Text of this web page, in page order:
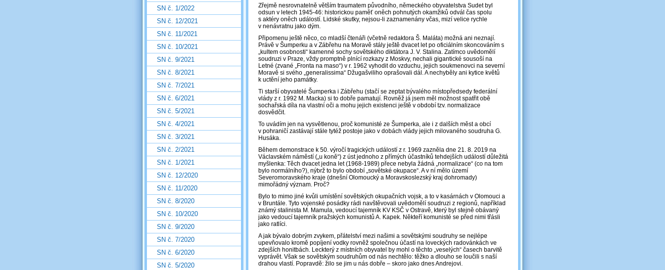
Zřejmě nesrovnatelně větším traumatem původního, německého obyvatelstva Sudet byl
odsun v letech 1945-46: historickou paměť oněch pohnutých okamžiků odvál čas spolu
s aktéry oněch událostí. Lidské skutky, nejsou-li zaznamenány včas, mizí velice rychle
v nenávratnu jako dým.
Připomenu ještě něco, co mladší čtenáři (včetně redaktora Š. Maláta) možná ani neznají.
Právě v Šumperku a v Zábřehu na Moravě stály ještě dvacet let po oficiálním skoncováním s
„kultem osobnosti“ kamenné sochy sovětského diktátora J. V. Stalina. Zatímco uvědomělí
soudruzi v Praze, vždy promptně plnící rozkazy z Moskvy, nechali gigantické sousoší na
Letné (zvané „Fronta na maso“) v r. 1962 vyhodit do vzduchu, jejich soukmenovci na severní
Moravě si svého „generalissima“ Džugašviliho oprašovali dál. A nechyběly ani kytice květů
k uctění jeho památky.
Ti starší obyvatelé Šumperka i Zábřehu (stačí se zeptat bývalého místopředsedy federální
vlády z r. 1992 M. Macka) si to dobře pamatují. Rovněž já jsem měl možnost spatřit obě
sochařská díla na vlastní oči a mohu jejich existenci ještě v období tzv. normalizace
dosvědčit.
To uvádím jen na vysvětlenou, proč komunisté ze Šumperka, ale i z dalších měst a obcí
v pohraničí zastávají stále tytéž postoje jako v dobách vlády jejich milovaného soudruha G.
Husáka.
Během demonstrace k 50. výročí tragických událostí z r. 1969 zazněla dne 21. 8. 2019 na
Václavském náměstí („u koně“) z úst jednoho z přímých účastníků tehdejších událostí důležitá
myšlenka: Těch dvacet jedna let (1968-1989) přece nebyla žádná „normalizace“ (co na tom
bylo normálního?), nýbrž to bylo období „sovětské okupace“. A v ní mělo území
Severomoravského kraje (dnešní Olomoucký a Moravskoslezský kraj dohromady)
mimořádný význam. Proč?
Bylo to mimo jiné kvůli umístění sovětských okupačních vojsk, a to v kasárnách v Olomouci a
v Bruntále. Tyto vojenské posádky rádi navštěvovali uvědomělí soudruzi z regionů, například
známý stalinista M. Mamula, vedoucí tajemník KV KSČ v Ostravě, který byl stejně obávaný
jako vedoucí tajemník pražských komunistů A. Kapek. Někteří komunisté se před nimi třásli
jako ratlíci.
A jak bývalo dobrým zvykem, přátelství mezi našimi a sovětskými soudruhy se nejlépe
upevňovalo kromě popíjení vodky rovněž společnou účastí na loveckých radovánkách ve
zdejších honitbách. Leckterý z místních obyvatel by mohl o těchto „veselých“ časech barvitě
vyprávět. Však se sovětským soudruhům od nás nechtělo: těžko a dlouho se loučili s naší
drahou vlastí. Popravdě: žilo se jim u nás dobře – skoro jako dnes Andrejovi.
SN č. 1/2022
SN č. 12/2021
SN č. 11/2021
SN č. 10/2021
SN č. 9/2021
SN č. 8/2021
SN č. 7/2021
SN č. 6/2021
SN č. 5/2021
SN č. 4/2021
SN č. 3/2021
SN č. 2/2021
SN č. 1/2021
SN č. 12/2020
SN č. 11/2020
SN č. 8/2020
SN č. 10/2020
SN č. 9/2020
SN č. 7/2020
SN č. 6/2020
SN č. 5/2020